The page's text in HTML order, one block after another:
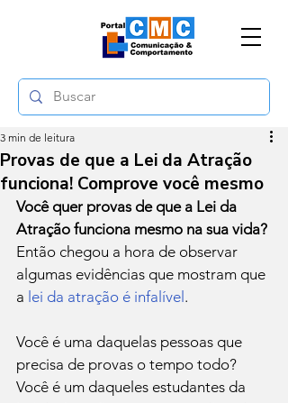
Provas de que a Lei da Atração
funciona! Comprove você mesmo
3 min de leitura
Você quer provas de que a Lei da
Atração funciona mesmo na sua vida?
Então chegou a hora de observar
algumas evidências que mostram que
a lei da atração é infalível .
Você é uma daquelas pessoas que
precisa de provas o tempo todo?
Você é um daqueles estudantes da